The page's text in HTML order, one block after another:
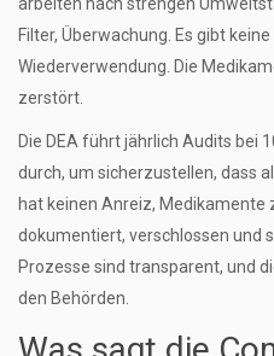
arbeiten nach strengen
Filter, Überwachung. Es gibt
Wiederverwendung. Die
zerstört.
Die DEA führt jährlich Audits bei
durch, um sicherzustellen, dass
hat keinen Anreiz, Medikamente
dokumentiert, verschlossen und
Prozesse sind transparent, und
den Behörden.